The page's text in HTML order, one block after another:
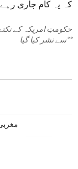
کہ یہ کام جاری رہے
حکومتِ امریکہ کے
سے نشر کیا گیا**